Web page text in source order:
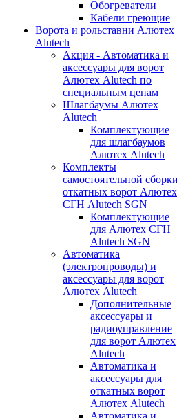
Обогреватели
Кабели греющие
Ворота и рольставни Алютех
Alutech
Акция - Автоматика и
аксессуары для ворот
Алютех Alutech по
специальным ценам
Шлагбаумы Алютех
Alutech
Комплектующие
для шлагбаумов
Алютех Alutech
Комплекты
самостоятельной сборки
откатных ворот Алютех
СГН Alutech SGN
Комплектующие
для Алютех СГН
Alutech SGN
Автоматика
(электропроводы) и
аксессуары для ворот
Алютех Alutech
Дополнительные
аксессуары и
радиоуправление
для ворот Алютех
Alutech
Автоматика и
аксессуары для
откатных ворот
Алютех Alutech
Автоматика и